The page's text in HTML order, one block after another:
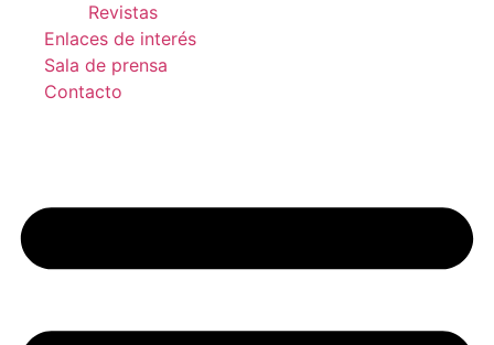
Revistas
Enlaces de interés
Sala de prensa
Contacto